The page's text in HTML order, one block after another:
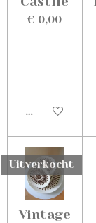
€ 0,00
Uitverkocht
Uitverkocht
Vintage